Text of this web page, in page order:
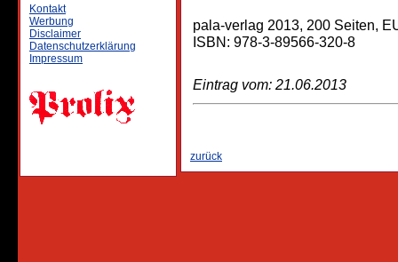
Kontakt
Werbung
Disclaimer
Datenschutzerklärung
Impressum
pala-verlag 2013, 200 Seiten,
ISBN: 978-3-89566-320-8
Eintrag vom: 21.06.2013
zurück